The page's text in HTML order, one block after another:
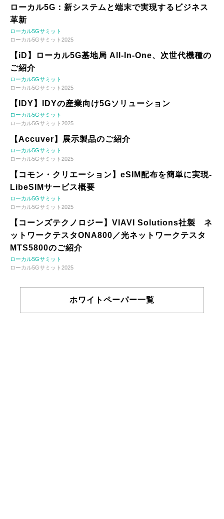
ローカル5G：新システムと端末で実現するビジネス
革新
ローカル5Gサミット
ローカル5Gサミット2025
【iD】ローカル5G基地局 All-In-One、次世代機種の
ご紹介
ローカル5Gサミット
ローカル5Gサミット2025
【IDY】IDYの産業向け5Gソリューション
ローカル5Gサミット
ローカル5Gサミット2025
【Accuver】展示製品のご紹介
ローカル5Gサミット
ローカル5Gサミット2025
【コモン・クリエーション】eSIM配布を簡単に実現-
LibeSIMサービス概要
ローカル5Gサミット
ローカル5Gサミット2025
【コーンズテクノロジー】VIAVI Solutions社製 ネ
ットワークテスタONA800／光ネットワークテスタ
MTS5800のご紹介
ローカル5Gサミット
ローカル5Gサミット2025
ホワイトペーパー一覧